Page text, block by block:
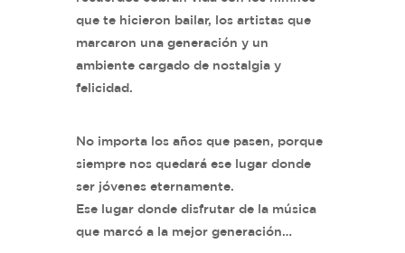
que te hicieron bailar, los artistas que
marcaron una generación y un
ambiente cargado de nostalgia y
felicidad.
No importa los años que pasen, porque
siempre nos quedará ese lugar donde
ser jóvenes eternamente.
Ese lugar donde disfrutar de la música
que marcó a la mejor generación…